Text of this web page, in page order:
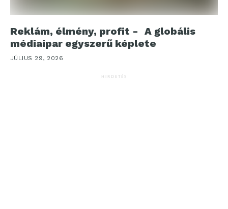
Reklám, élmény, profit - A globális
médiaipar egyszerű képlete
JÚLIUS 29, 2026
HIRDETÉS